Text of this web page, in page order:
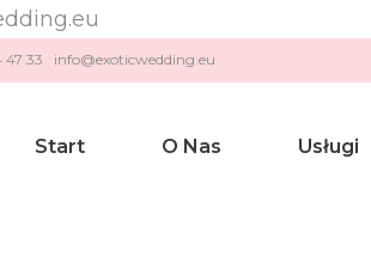
47 33 info@exoticwedding.eu
Start O Nas Usługi